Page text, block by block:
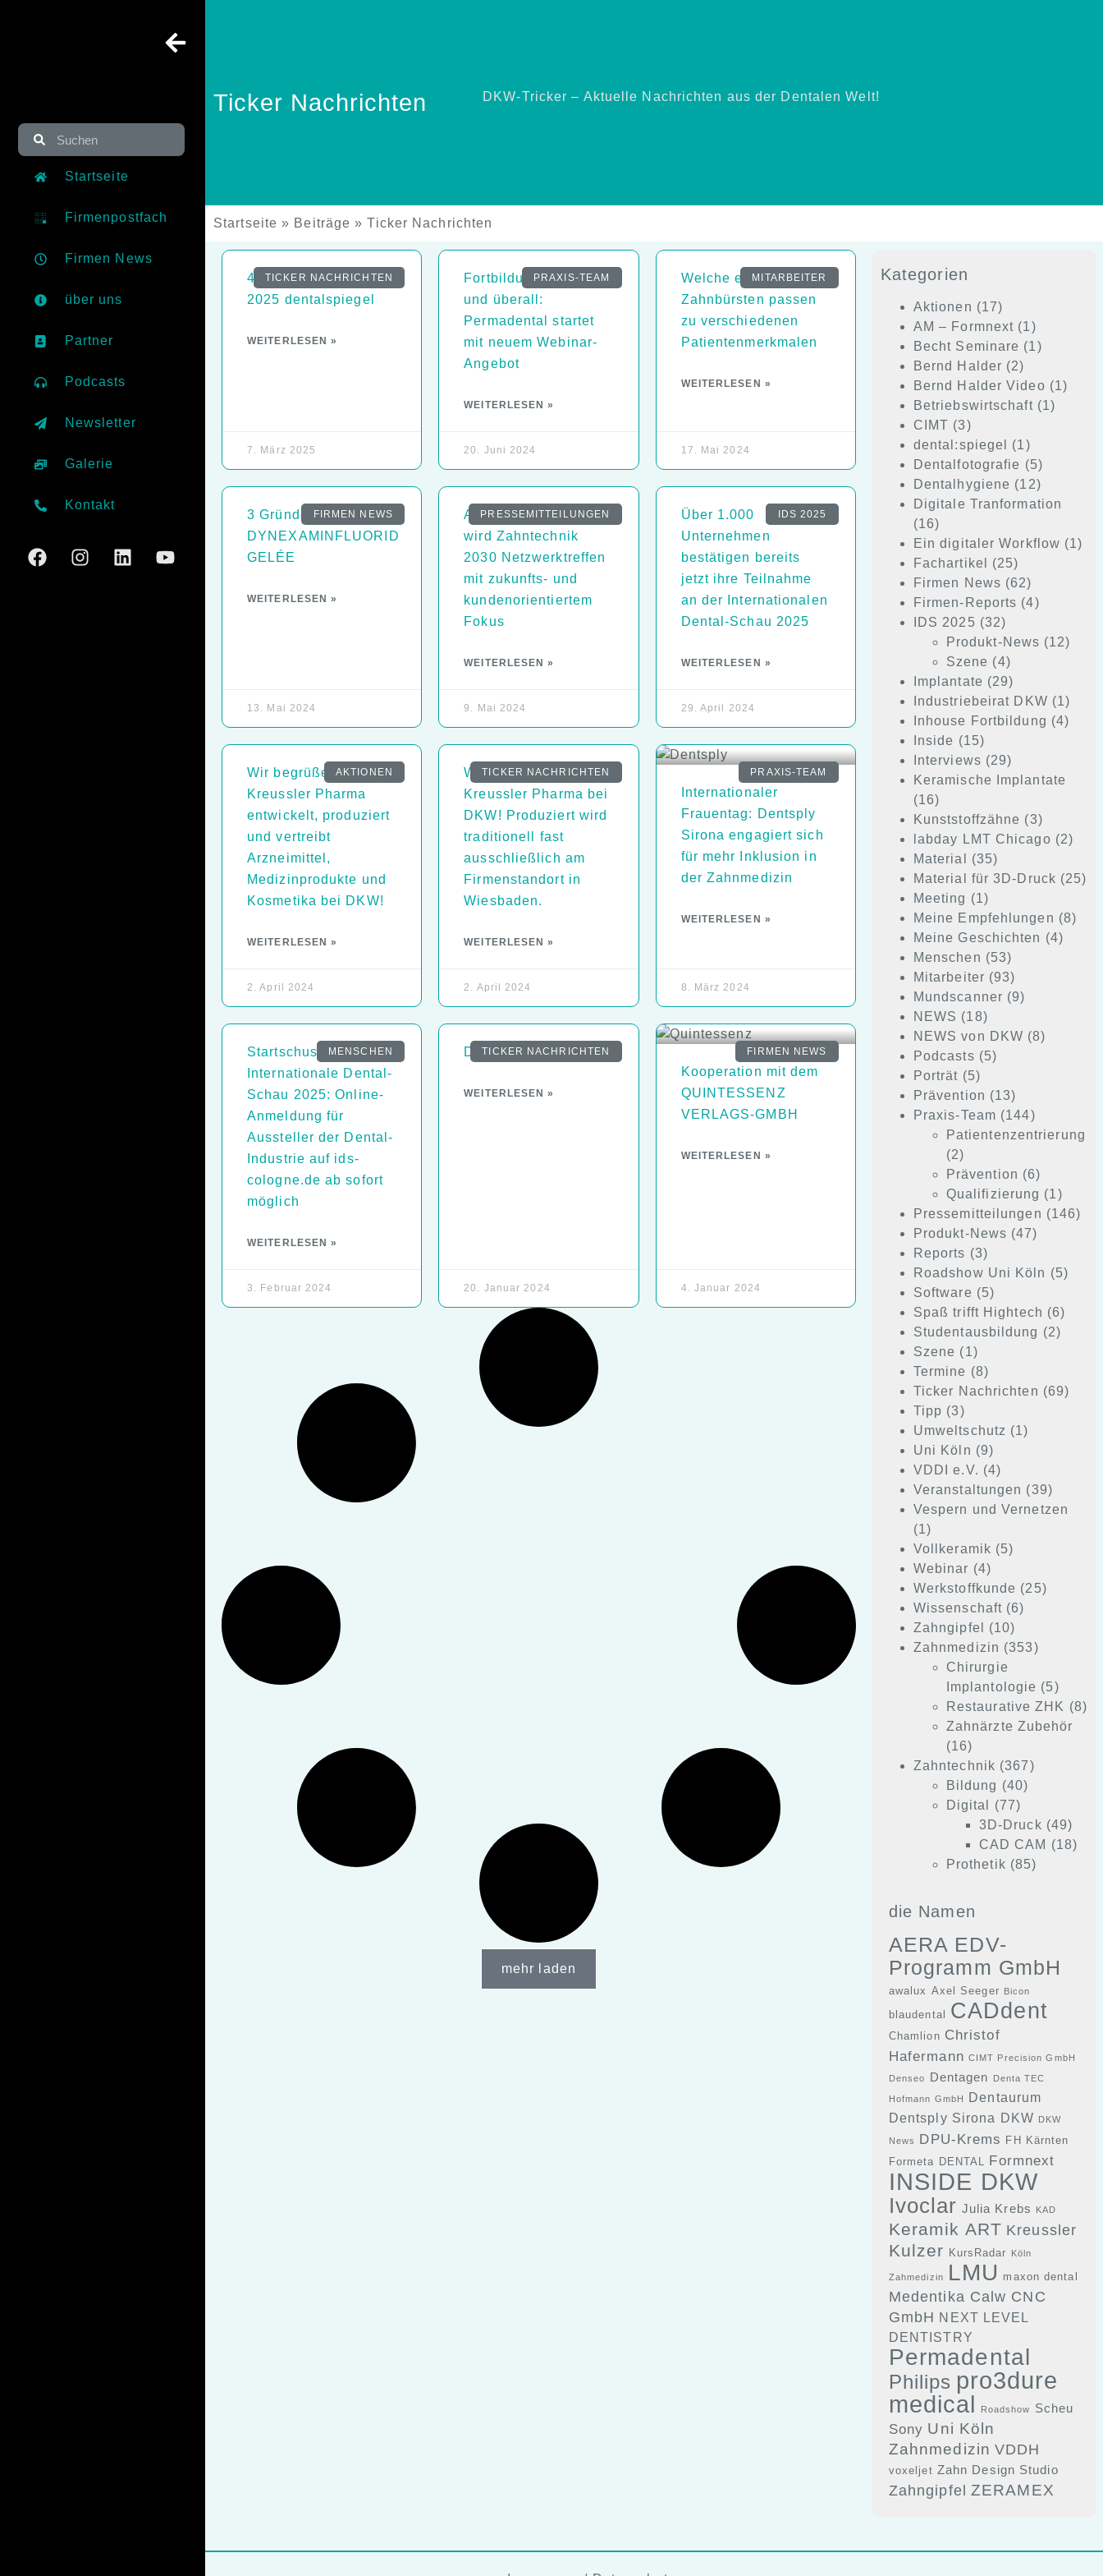
Startseite
Firmenpostfach
Firmen News
über uns
Partner
Podcasts
Newsletter
Galerie
Kontakt
Ticker Nachrichten DKW-Tricker – Aktuelle Nachrichten aus der Dentalen Welt!
Startseite » Beiträge »Ticker Nachrichten
TICKER NACHRICHTEN
45. Jahrgang 3 | März
2025 dentalspiegel
WEITERLESEN »
7. März 2025
PRAXIS-TEAM
Fortbildung jederzeit
und überall:
Permadental startet
mit neuem Webinar-
Angebot
WEITERLESEN »
20. Juni 2024
MITARBEITER
Welche elektrische
Zahnbürsten passen
zu verschiedenen
Patientenmerkmalen
WEITERLESEN »
17. Mai 2024
FIRMEN NEWS
3 Gründe für
DYNEXAMINFLUORID
GELÉE
WEITERLESEN »
13. Mai 2024
PRESSEMITTEILUNGEN
Aus Zahntechnik 2025
wird Zahntechnik
2030 Netzwerktreffen
mit zukunfts- und
kundenorientiertem
Fokus
WEITERLESEN »
9. Mai 2024
IDS 2025
Über 1.000
Unternehmen
bestätigen bereits
jetzt ihre Teilnahme
an der Internationalen
Dental-Schau 2025
WEITERLESEN »
29. April 2024
AKTIONEN
Wir begrüßen
Kreussler Pharma
entwickelt, produziert
und vertreibt
Arzneimittel,
Medizinprodukte und
Kosmetika bei DKW!
WEITERLESEN »
2. April 2024
TICKER NACHRICHTEN
Wir begrüßen
Kreussler Pharma bei
DKW! Produziert wird
traditionell fast
ausschließlich am
Firmenstandort in
Wiesbaden.
WEITERLESEN »
2. April 2024
PRAXIS-TEAM
Internationaler
Frauentag: Dentsply
Sirona engagiert sich
für mehr Inklusion in
der Zahnmedizin
WEITERLESEN »
8. März 2024
MENSCHEN
Startschuss für die
Internationale Dental-
Schau 2025: Online-
Anmeldung für
Aussteller der Dental-
Industrie auf ids-
cologne.de ab sofort
möglich
WEITERLESEN »
3. Februar 2024
TICKER NACHRICHTEN
Das multisplit system
WEITERLESEN »
20. Januar 2024
FIRMEN NEWS
Kooperation mit dem
QUINTESSENZ
VERLAGS-GMBH
WEITERLESEN »
4. Januar 2024
mehr laden
Kategorien
Aktionen (17)
AM – Formnext (1)
Becht Seminare (1)
Bernd Halder (2)
Bernd Halder Video (1)
Betriebswirtschaft(1)
CIMT (3)
dental:spiegel
(1)
Dentalfotografie (5)
Dentalhygiene (12)
Digitale Tranformation
(16)
Ein digitaler Workflow (1)
Fachartikel
(25)
Firmen News (62)
Firmen-Reports (4)
IDS 2025 (32)
Produkt-News (12)
Szene (4)
Implantate (29)
Industriebeirat DKW (1)
Inhouse Fortbildung (4)
Inside (15)
Interviews (29)
Keramische Implantate
(16)
Kunststoffzähne (3)
labday LMT Chicago (2)
Material
(35)
Material für 3D-Druck (25)
Meeting (1)
Meine Empfehlungen (8)
Meine Geschichten (4)
Menschen (53)
Mitarbeiter (93)
Mundscanner (9)
NEWS (18)
NEWS von DKW (8)
Podcasts (5)
Porträt (5)
Prävention (13)
Praxis-Team (144)
Patientenzentrierung
(2)
Prävention (6)
Qualifizierung (1)
Pressemitteilungen (146)
Produkt-News (47)
Reports (3)
Roadshow Uni Köln (5)
Software (5)
Spaß trifft Hightech (6)
Studentausbildung (2)
Szene (1)
Termine (8)
Ticker Nachrichten (69)
Tipp (3)
Umweltschutz (1)
Uni Köln (9)
VDDI e.V. (4)
Veranstaltungen (39)
Vespern und Vernetzen
(1)
Vollkeramik (5)
Webinar (4)
Werkstoffkunde (25)
Wissenschaft (6)
Zahngipfel
(10)
Zahnmedizin (353)
Chirurgie
Implantologie (5)
Restaurative ZHK (8)
Zahnärzte Zubehör
(16)
Zahntechnik (367)
Bildung (40)
Digital
(77)
3D-Druck (49)
CAD CAM (18)
Prothetik (85)
die Namen
AERA EDV-
Programm GmbH
awalux Axel Seeger Bicon
blaudental CADdent
Chamlion Christof
Hafermann CIMT Precision GmbH
Denseo Dentagen Denta TEC
Hofmann GmbH
Dentaurum
Dentsply Sirona DKW DKW
News DPU-Krems FH Kärnten
Formeta DENTAL Formnext
INSIDE DKW
Ivoclar Julia Krebs KAD
Keramik ART Kreussler
Kulzer KursRadar Köln
Zahmedizin LMU maxon dental
Medentika Calw CNC
GmbH NEXT LEVEL
DENTISTRY
Permadental
Philips pro3dure
medical
Roadshow Scheu
Sony Uni Köln
Zahnmedizin VDDH
voxeljet Zahn Design Studio
Zahngipfel ZERAMEX